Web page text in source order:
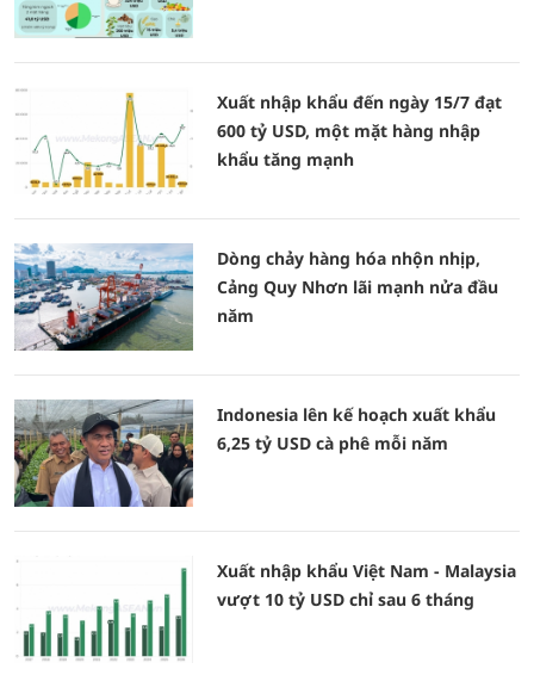
Xuất nhập khẩu đến ngày 15/7 đạt
600 tỷ USD, một mặt hàng nhập
khẩu tăng mạnh
Dòng chảy hàng hóa nhộn nhịp,
Cảng Quy Nhơn lãi mạnh nửa đầu
năm
Indonesia lên kế hoạch xuất khẩu
6,25 tỷ USD cà phê mỗi năm
Xuất nhập khẩu Việt Nam - Malaysia
vượt 10 tỷ USD chỉ sau 6 tháng